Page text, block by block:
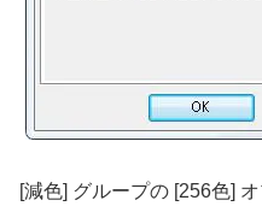
[減色] グループの [256色]